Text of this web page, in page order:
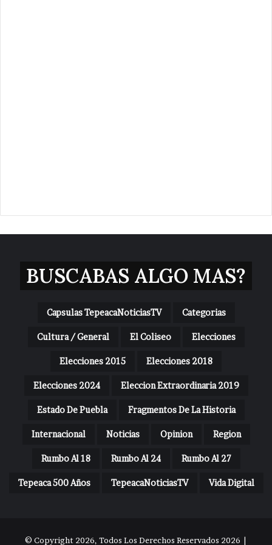
BUSCABAS ALGO MAS?
Capsulas TepeacaNoticiasTV Categorias
Cultura / General El Coliseo Elecciones
Elecciones 2015 Elecciones 2018
Elecciones 2024 Eleccion Extraordinaria 2019
Estado De Puebla Fragmentos De La Historia
Internacional Noticias Opinion Region
Rumbo Al 18 Rumbo Al 24 Rumbo Al 27
Tepeaca 500 Años TepeacaNoticiasTV Vida Digital
© Copyright 2026, Todos Los Derechos Reservados 2026 |